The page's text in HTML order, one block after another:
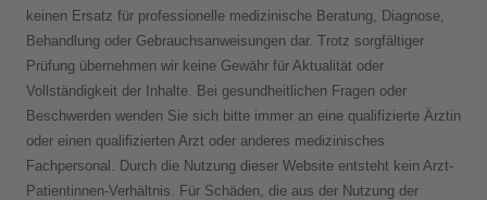
keinen Ersatz für professionelle medizinische Beratung, Diagnose,
Behandlung oder Gebrauchsanweisungen dar. Trotz sorgfältiger
Prüfung übernehmen wir keine Gewähr für Aktualität oder
Vollständigkeit der Inhalte. Bei gesundheitlichen Fragen oder
Beschwerden wenden Sie sich bitte immer an eine qualifizierte Ärztin
oder einen qualifizierten Arzt oder anderes medizinisches
Fachpersonal. Durch die Nutzung dieser Website entsteht kein Arzt-
Patientinnen-Verhältnis. Für Schäden, die aus der Nutzung der